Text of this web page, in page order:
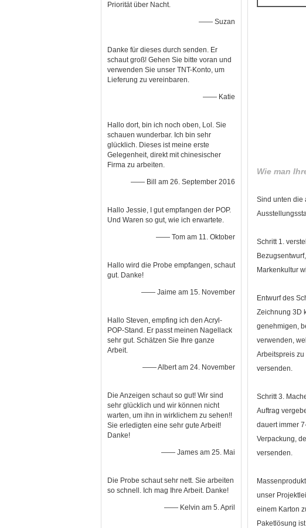
Priorität über Nacht.
—— Suzan
Danke für dieses durch senden. Er
schaut groß! Gehen Sie bitte voran und
verwenden Sie unser TNT-Konto, um
Lieferung zu vereinbaren.
—— Katie
Hallo dort, bin ich noch oben, Lol. Sie
schauen wunderbar. Ich bin sehr
glücklich. Dieses ist meine erste
Gelegenheit, direkt mit chinesischer
Firma zu arbeiten.
—— Bill am 26. September 2016
Hallo Jessie, I gut empfangen der POP.
Und Waren so gut, wie ich erwartete.
—— Tom am 11. Oktober
Hallo wird die Probe empfangen, schaut
gut. Danke!
—— Jaime am 15. November
Hallo Steven, empfing ich den Acryl-
POP-Stand. Er passt meinen Nagellack
sehr gut. Schätzen Sie Ihre ganze
Arbeit.
—— Albert am 24. November
Die Anzeigen schaut so gut! Wir sind
sehr glücklich und wir können nicht
warten, um ihn in wirklichem zu sehen!!
Sie erledigten eine sehr gute Arbeit!
Danke!
—— James am 25. Mai
Die Probe schaut sehr nett. Sie arbeiten
so schnell. Ich mag Ihre Arbeit. Danke!
—— Kelvin am 5. April
Wie man
Sind unten die
Schritt 1.
Markenkultur
Entwurf des
Zeichnung 3D
genehmigen,
verwenden,
Arbeitspreis
versenden.
Schritt 3.
Auftrag
dauert immer
Verpackung,
versenden.
unser
einem Karton
Paketlösung